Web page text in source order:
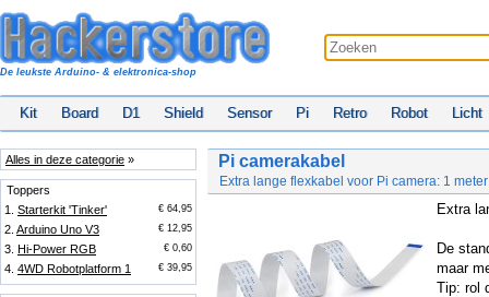
De leukste Arduino- & elektronica-shop
Kit Board D1 Shield Sensor Pi Retro Robot Licht
Alles in deze categorie »
Toppers
1. Starterkit 'Tinker' € 64,95
2. Arduino Uno V3 € 12,95
3. Hi-Power RGB € 0,60
4. 4WD Robotplatform 1 € 39,95
Pi camerakabel
Extra lange flexkabel voor Pi camera: 1
Extra
De
maar
Tip: rol